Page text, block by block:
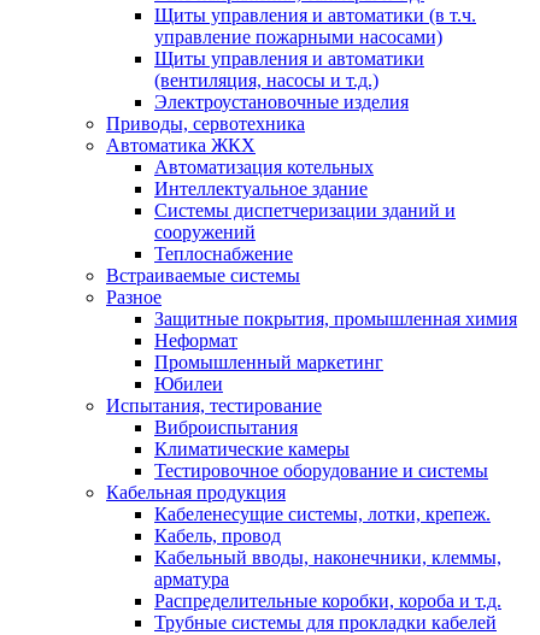
Щиты управления и автоматики (в т.ч.
управление пожарными насосами)
Щиты управления и автоматики
(вентиляция, насосы и т.д.)
Электроустановочные изделия
Приводы, сервотехника
Автоматика ЖКХ
Автоматизация котельных
Интеллектуальное здание
Системы диспетчеризации зданий и
сооружений
Теплоснабжение
Встраиваемые системы
Разное
Защитные покрытия, промышленная химия
Неформат
Промышленный маркетинг
Юбилеи
Испытания, тестирование
Виброиспытания
Климатические камеры
Тестировочное оборудование и системы
Кабельная продукция
Кабеленесущие системы, лотки, крепеж.
Кабель, провод
Кабельный вводы, наконечники, клеммы,
арматура
Распределительные коробки, короба и т.д.
Трубные системы для прокладки кабелей